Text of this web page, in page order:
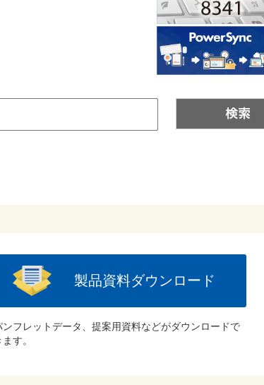
製品資料ダウンロード
ンフレットデータ、提案用資料などがダウンロードで
ます。